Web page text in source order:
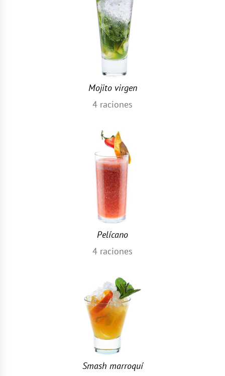
Mojito virgen
4 raciones
Pelícano
4 raciones
Smash marroquí